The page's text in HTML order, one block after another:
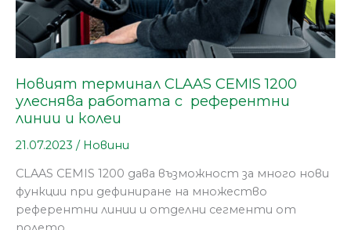
Новият терминал CLAAS CEMIS 1200
улеснява работата с референтни
линии и колеи
21.07.2023 / Новини
CLAAS CEMIS 1200 дава възможност за много нови
функции при дефиниране на множество
референтни линии и отделни сегменти от
колеи